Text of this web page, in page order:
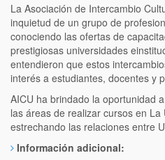
La Asociación de Intercambio
inquietud de un grupo de
conociendo las ofertas de
prestigiosas universidades
entendieron que estos
interés a estudiantes, docentes y
AICU ha brindado la oportunidad
las áreas de realizar cursos en
estrechando las relaciones entre
Información adicional: